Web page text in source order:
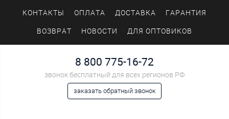
КОНТАКТЫ ОПЛАТА ДОСТАВКА ГАРАНТИЯ
ВОЗВРАТ НОВОСТИ ДЛЯ ОПТОВИКОВ
8 800 775-16-72
звонок бесплатный для всех регионов РФ
заказать обратный звонок